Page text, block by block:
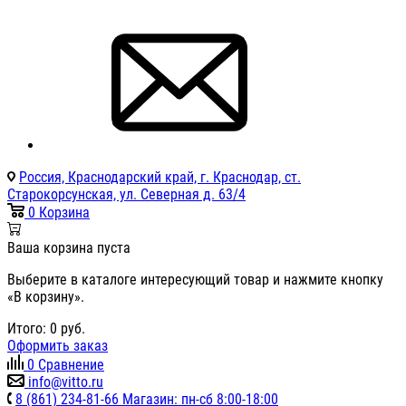
Россия, Краснодарский край, г. Краснодар, ст.
Старокорсунская, ул. Северная д. 63/4
0 Корзина
Ваша корзина пуста
Выберите в каталоге интересующий товар и нажмите кнопку
«В корзину».
Итого: 0 руб.
Оформить заказ
0 Сравнение
info@vitto.ru
8 (861) 234-81-66 Магазин: пн-сб 8:00-18:00